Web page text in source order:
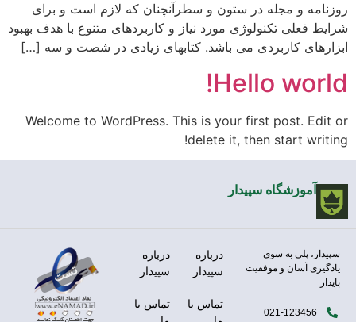
روزنامه و مجله در ستون و سطرآنچنان که لازم است و برای
شرایط فعلی تکنولوژی مورد نیاز و کاربردهای متنوع با هدف بهبود
ابزارهای کاربردی می باشد. کتابهای زیادی در شصت و سه […]
Hello world!
Welcome to WordPress. This is your first post. Edit or
delete it, then start writing!
آموزشگاه سپیدار
سپیدار، پلی به سوی
یادگیری آسان و موفقیت
پایدار
021-123456
درباره
سپیدار
تماس با
درباره
سپیدار
تماس با